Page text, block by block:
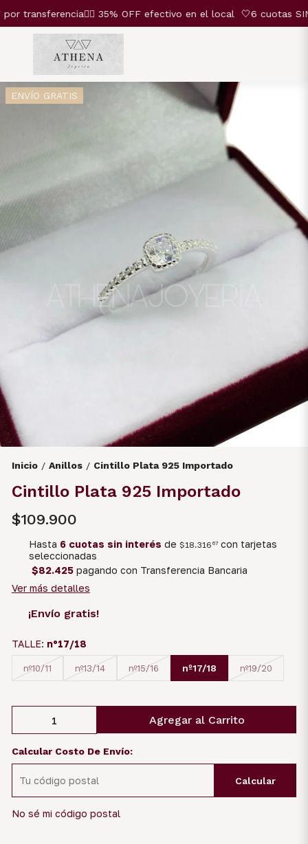
transferencia❤️‍🔥 35% OFF efectivo en el local 🤍6 cuotas SIN
ENVÍO GRATIS
Inicio / Anillos / Cintillo Plata 925 Importado
Cintillo Plata 925 Importado
$109.900
Hasta 6 cuotas sin interés de $18.316 67con tarjetas
seleccionadas
$82.425pagando con Transferencia Bancaria
Ver más detalles
¡Envío gratis!
TALLE: nº17/18
nº10/11 nº13/14 nº15/16 nº17/18 nº19/20
Agregar al Carrito
Calcular Costo De Envío:
Calcular
No sé mi código postal